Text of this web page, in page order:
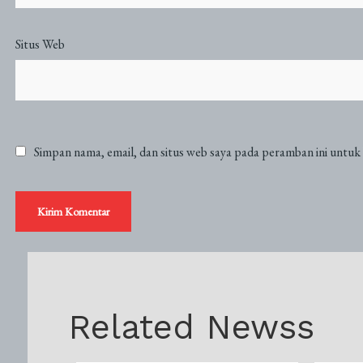
Situs Web
Simpan nama, email, dan situs web saya pada peramban ini
Related Newss